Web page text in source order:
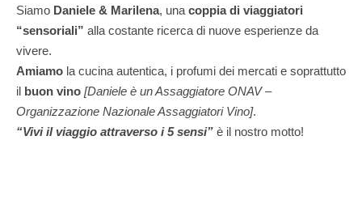
Siamo Daniele & Marilena, una coppia di viaggiatori
“sensoriali” alla costante ricerca di nuove esperienze da
vivere.
Amiamo la cucina autentica, i profumi dei mercati e soprattutto
il buon vino [Daniele è un Assaggiatore ONAV –
Organizzazione Nazionale Assaggiatori Vino].
“Vivi il viaggio attraverso i 5 sensi” è il nostro motto!